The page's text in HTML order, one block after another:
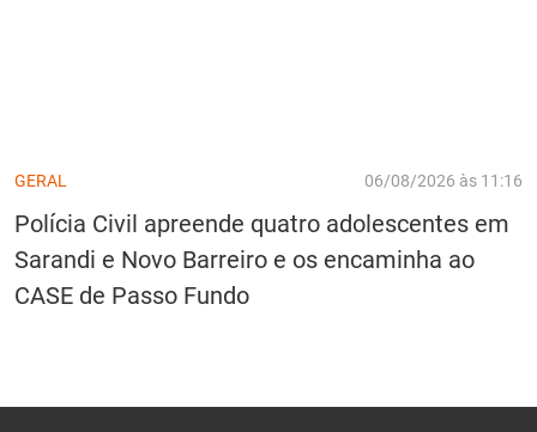
GERAL 06/08/2026 às 11:16
Polícia Civil apreende quatro adolescentes em
Sarandi e Novo Barreiro e os encaminha ao
CASE de Passo Fundo